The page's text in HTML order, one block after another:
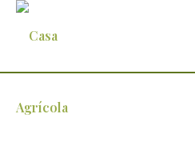
Receita Natalícia de